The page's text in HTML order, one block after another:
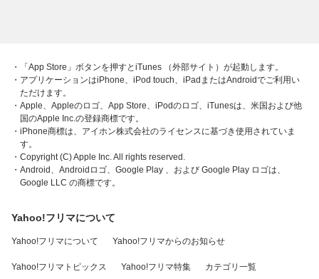
・「App Store」ボタンを押すとiTunes （外部サイト）が起動します。
・アプリケーションはiPhone、iPod touch、iPadまたはAndroidでご利用い
ただけます。
・Apple、Appleのロゴ、App Store、iPodのロゴ、iTunesは、米国および他
国のApple Inc.の登録商標です。
・iPhone商標は、アイホン株式会社のライセンスに基づき使用されていま
す。
・Copyright (C) Apple Inc. All rights reserved.
・Android、Androidロゴ、Google Play 、および Google Play ロゴは、
Google LLC の商標です。
Yahoo!フリマについて
Yahoo!フリマについて Yahoo!フリマからのお知らせ
Yahoo!フリマトピックス Yahoo!フリマ特集 カテゴリ一覧